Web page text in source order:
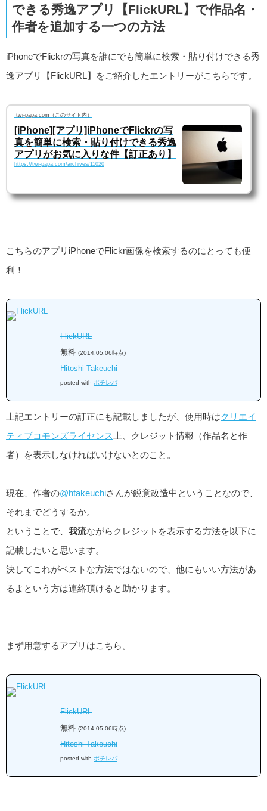
できる秀逸アプリ【FlickURL】で作品名・
作者を追加する一つの方法
iPhoneでFlickrの写真を誰にでも簡単に検索・貼り付けできる秀
逸アプリ【FlickURL】をご紹介したエントリーがこちらです。
twi-papa.com（このサイト内）
[iPhone][アプリ]iPhoneでFlickrの写
真を簡単に検索・貼り付けできる秀逸
アプリがお気に入りな件【訂正あり】
https://twi-papa.com/archives/11020
こちらのアプリiPhoneでFlickr画像を検索するのにとっても便
利！
FlickURL
無料 (2014.05.06時点)
Hitoshi Takeuchi
posted with ポチレバ
上記エントリーの訂正にも記載しましたが、使用時はクリエイ
ティブコモンズライセンス 上、クレジット情報（作品名と作
者）を表示しなければいけないとのこと。
現在、作者の@htakeuchiさんが鋭意改造中ということなので、
それまでどうするか。
ということで、 我流ながらクレジットを表示する方法を以下に
記載したいと思います。
決してこれがベストな方法ではないので、他にもいい方法があ
るよという方は連絡頂けると助かります。
まず用意するアプリはこちら。
FlickURL
無料 (2014.05.06時点)
Hitoshi Takeuchi
posted with ポチレバ